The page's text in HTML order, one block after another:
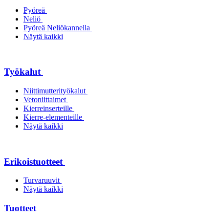
Pyöreä
Neliö
Pyöreä Neliökannella
Näytä kaikki
Työkalut
Niittimutterityökalut
Vetoniittaimet
Kierreinserteille
Kierre-elementeille
Näytä kaikki
Erikoistuotteet
Turvaruuvit
Näytä kaikki
Tuotteet